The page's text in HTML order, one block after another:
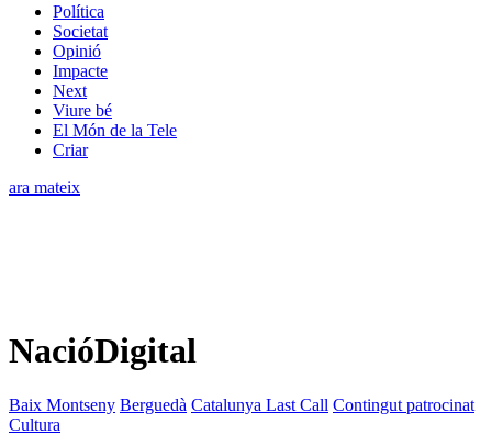
Política
Societat
Opinió
Impacte
Next
Viure bé
El Món de la Tele
Criar
ara mateix
NacióDigital
Baix Montseny Berguedà Catalunya Last Call Contingut patrocinat
Cultura